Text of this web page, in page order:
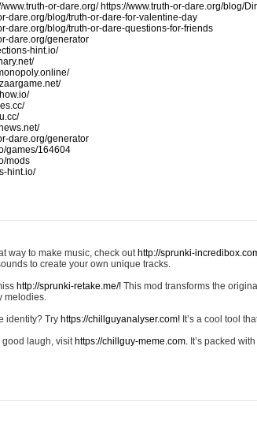
www.truth-or-dare.org/ https://www.truth-or-dare.org/blog/
dare.org/blog/truth-or-dare-for-valentine-day
dare.org/blog/truth-or-dare-questions-for-friends
dare.org/generator
hint.io/
dare.org/generator
games/164604
mods
hint.io/
way to make music, check out http://sprunki-
to create your own unique tracks.
http://sprunki-retake.me/! This mod transforms the
melodies.
identity? Try https://chillguyanalyser.com! It’s a cool tool
good laugh, visit https://chillguy-meme.com. It’s packed